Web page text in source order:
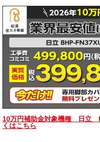
10万円補助金対象機種 日立
くはこちら